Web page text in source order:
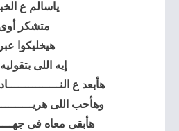
ياسالم ع
متشكر
هيخليكوا
إيه اللى
هأبعد ع
وهأحب اللى
هأبقى معاه فى